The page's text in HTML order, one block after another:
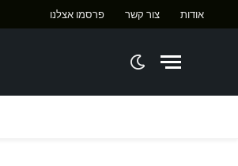
אודות צור קשר פרסמו אצלנו